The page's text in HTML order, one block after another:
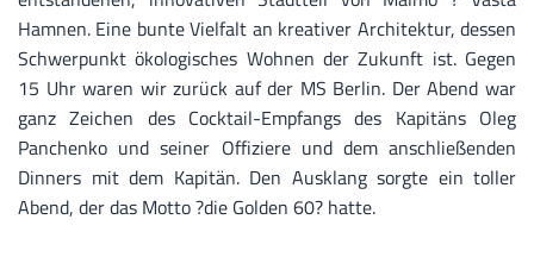
Hamnen. Eine bunte Vielfalt an kreativer Architektur, dessen
Schwerpunkt ökologisches Wohnen der Zukunft ist. Gegen
15 Uhr waren wir zurück auf der MS Berlin. Der Abend war
ganz Zeichen des Cocktail-Empfangs des Kapitäns Oleg
Panchenko und seiner Offiziere und dem anschließenden
Dinners mit dem Kapitän. Den Ausklang sorgte ein toller
Abend, der das Motto ?die Golden 60? hatte.